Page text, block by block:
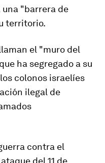
una "barrera de
territorio.
el "muro del
ha segregado a su
colonos israelíes
ilegal de
contra el
ataque del 11 de